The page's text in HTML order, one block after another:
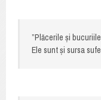
”Plăcerile și
Ele sunt și sursa